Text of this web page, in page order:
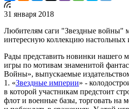
31 января 2018
Любителям саги "Звездные войны"
интересную коллекцию настольных
Рады представить новинки нашего
игры по мотивам знаменитой
Войны», выпускаемые
1. «Звездные империи» -
в которой участникам предстоит
флот и военные базы, торговать на